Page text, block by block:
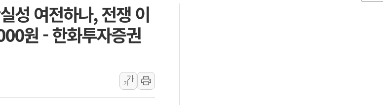
제이씨케미칼, 상반기 영업익 108% 증가
李대통령 "기후재난 뉴노멀…주거·전력 인프라 개선 예산 반영 검토"
오세훈 "서민 전·월세 외면한 세제개편"…용산공원 훼손 안 돼
오세훈 '여론조사 대납' 항소심 21일 첫 공판…1심은 시장직 상실형
현대百 지주체제 '마지막 퍼즐'…현대홈쇼핑 1.2조 투자자산 떼낸다
성 여전하나, 전쟁 이
원 - 한화투자증권
가
가